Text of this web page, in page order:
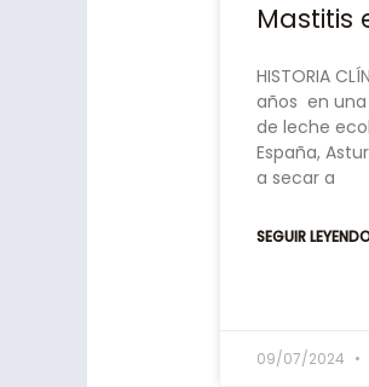
Mastitis
HISTORIA
años en
de leche
España,
a secar a
SEGUIR
09/07/2024